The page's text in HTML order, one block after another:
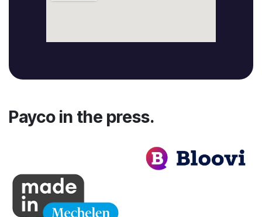
Payco in the press.